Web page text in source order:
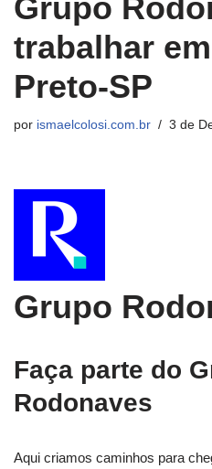
Grupo
trabalhar
Preto-SP
por ismaelcolosi.com.br 3 de
Grupo
Faça parte do
Rodonaves
Aqui criamos caminhos para